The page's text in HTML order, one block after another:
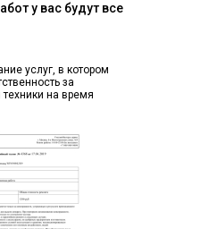
у вас будут все
услуг, в котором
за
на время